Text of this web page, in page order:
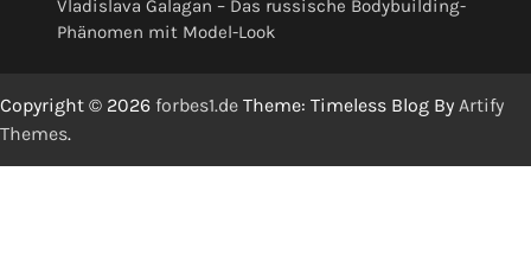
Vladislava Galagan – Das russische Bodybuilding-
Phänomen mit Model-Look
Copyright © 2026 forbes1.de Theme: Timeless Blog By Artify
Themes.